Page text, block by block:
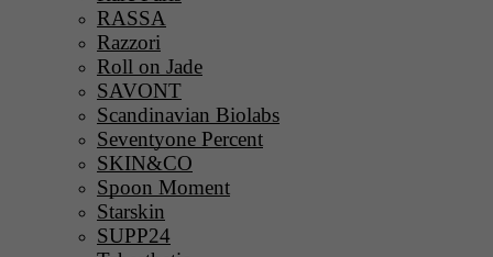
RASSA
Razzori
Roll on Jade
SAVONT
Scandinavian Biolabs
Seventyone Percent
SKIN&CO
Spoon Moment
Starskin
SUPP24